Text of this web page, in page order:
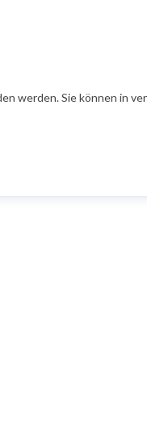
Sie können